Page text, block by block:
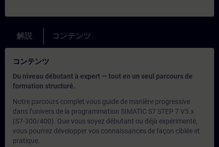
解説 コンテンツ
コンテンツ
Du niveau débutant à expert — tout en un seul parcours de
formation structuré.
Notre parcours complet vous guide de manière progressive
dans l’univers de la programmation SIMATIC S7 STEP 7 V5.x
(S7-300/400). Que vous soyez débutant ou déjà expérimenté,
vous pourrez développer vos connaissances de façon ciblée et
pratique.